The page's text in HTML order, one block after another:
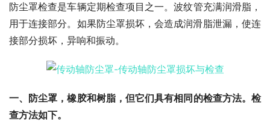
防尘罩检查是车辆定期检查项目之一。波纹管充满润滑脂，
用于连接部分。如果防尘罩损坏，会造成润滑脂泄漏，​​使连
接部分损坏，异响和振动。
一、防尘罩，橡胶和树脂，但它们具有相同的检查方法。检
查方法如下。